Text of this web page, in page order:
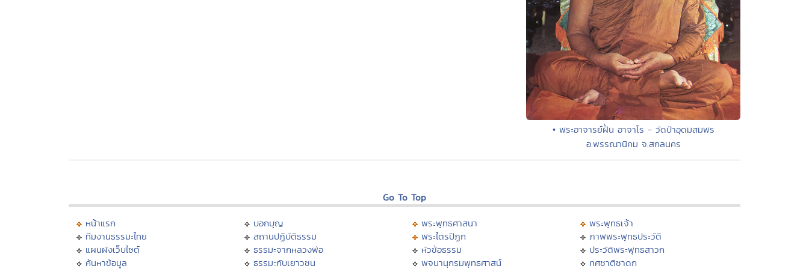
• พระอาจารย์ฝั้น อาจาโร - วัดป่าอุดมสมพร
อ.พรรณานิคม จ.สกลนคร
Go To Top
หน้าแรก
ทีมงานธรรมะไทย
แผนผังเว็บไซต์
ค้นหาข้อมูล
บอกบุญ
สถานปฏิบัติธรรม
ธรรมะจากหลวงพ่อ
ธรรมะกับเยาวชน
พระพุทธศาสนา
พระไตรปิฏก
หัวข้อธรรม
พจนานุกรมพุทธศาสน์
พระพุทธเจ้า
ภาพพระพุทธประวัติ
ประวัติพระพุทธสาวก
ทศชาติชาดก